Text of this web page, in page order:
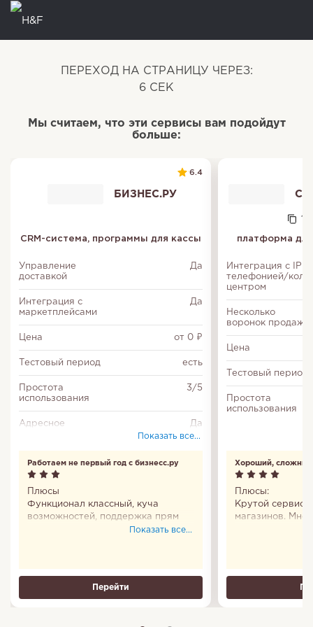
ПЕРЕХОД НА СТРАНИЦУ ЧЕРЕЗ:
5 СЕК
Мы считаем, что эти сервисы вам подойдут
больше:
6.4
БИЗНЕС.РУ
CRM-система, программы для кассы
Управление
доставкой
Да
Интеграция с
маркетплейсами
Да
Цена от 0 ₽
Тестовый период есть
Простота
использования
3/5
Адресное
Да
Производственные
заказы
Сканирование
штрих-кодов
Да
Показать все...
Работаем не первый год с бизнесс.ру
Плюсы
Функционал классный, куча
возможностей, поддержка прям
индивидуальная, к клиентам
настройки чутка запутанные
Показать все...
Перейти
платформа для
Интеграция с IP
телефонией/колл-
центром
Несколько
воронок продаж
Цена
Тестовый период
Простота
использования
Хороший, сложный
Плюсы:
Крутой сервис
магазинов.
знаний также